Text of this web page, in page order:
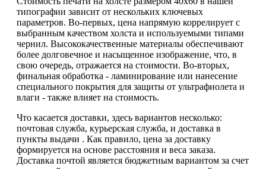
типографии зависит от нескольких ключевых
параметров. Во-первых, цена напрямую коррелирует с
выбранным качеством холста и используемыми типами
чернил. Высококачественные материалы обеспечивают
более долговечное и насыщенное изображение, что, в
свою очередь, отражается на стоимости. Во-вторых,
финальная обработка - ламинирование или нанесение
специального покрытия для защиты от ультрафиолета и
влаги - также влияет на стоимость.
Что касается доставки, здесь вариантов несколько:
почтовая служба, курьерская служба, и доставка в
пункты выдачи . Как правило, цена за доставку
формируется на основе расстояния и веса заказа.
Доставка почтой является бюджетным вариантом за счет